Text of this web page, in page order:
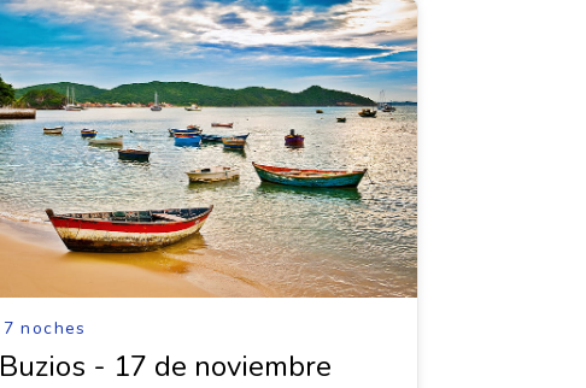
7 noches
Buzios - 17 de noviembre